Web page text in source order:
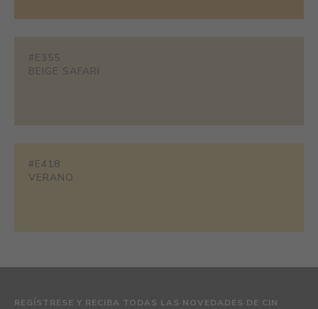
#E355
BEIGE SAFARI
#E418
VERANO
REGÍSTRESE Y RECIBA TODAS LAS NOVEDADES DE CIN